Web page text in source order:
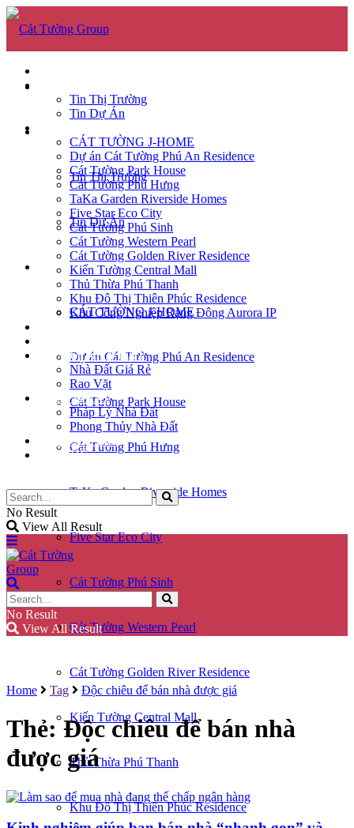
TIN TỨC
Tin Thị Trường
Tin Dự Án
DỰ ÁN
CÁT TƯỜNG J-HOME
Dự án Cát Tường Phú An Residence
Cát Tường Park House
Cát Tường Phú Hưng
TaKa Garden Riverside Homes
Five Star Eco City
Cát Tường Phú Sinh
Cát Tường Western Pearl
Cát Tường Golden River Residence
Kiến Tường Central Mall
Thủ Thừa Phú Thanh
Khu Đô Thị Thiên Phúc Residence
Tin Thị Trường
Tin Dự Án
CÁT TƯỜNG J-HOME
Dự án Cát Tường Phú An Residence
Cát Tường Park House
Cát Tường Phú Hưng
TaKa Garden Riverside Homes
Five Star Eco City
Cát Tường Phú Sinh
Cát Tường Western Pearl
Cát Tường Golden River Residence
Kiến Tường Central Mall
Thủ Thừa Phú Thanh
Khu Đô Thị Thiên Phúc Residence
Khu Công Nghiệp Rạng Đông Aurora IP
KÝ GỬI NHÀ ĐẤT
Nhà Đất Giá Rẻ
Rao Vặt
KIẾN THỨC
Pháp Lý Nhà Đất
Phong Thủy Nhà Đất
GÓC CHIA SẺ
LIÊN HỆ
No Result
View All Result
No Result
View All Result
Home Tag Độc chiêu để bán nhà được giá
Thẻ:Độc chiêu để bán nhà
được giá